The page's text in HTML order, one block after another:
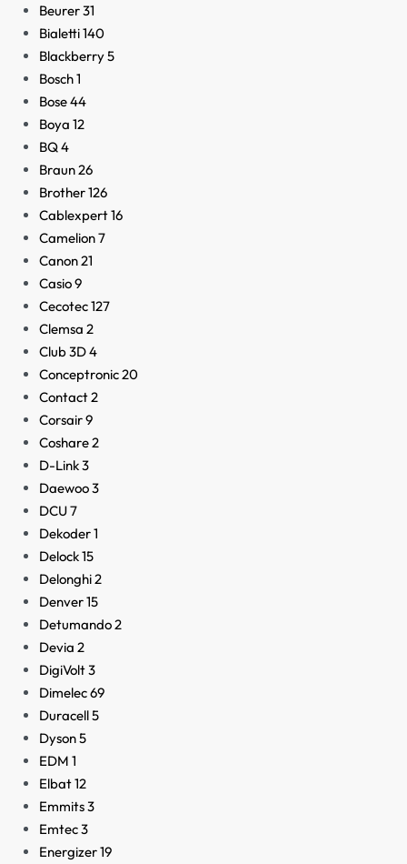
Beurer31
Bialetti140
Blackberry5
Bosch1
Bose44
Boya 12
BQ4
Braun26
Brother126
Cablexpert16
Camelion7
Canon21
Casio9
Cecotec127
Clemsa 2
Club 3D4
Conceptronic20
Contact2
Corsair9
Coshare2
D-Link3
Daewoo3
DCU7
Dekoder1
Delock15
Delonghi2
Denver15
Detumando2
Devia 2
DigiVolt3
Dimelec69
Duracell5
Dyson5
EDM 1
Elbat12
Emmits3
Emtec3
Energizer19